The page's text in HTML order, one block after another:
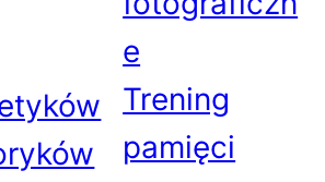
e
Trening
pamięci